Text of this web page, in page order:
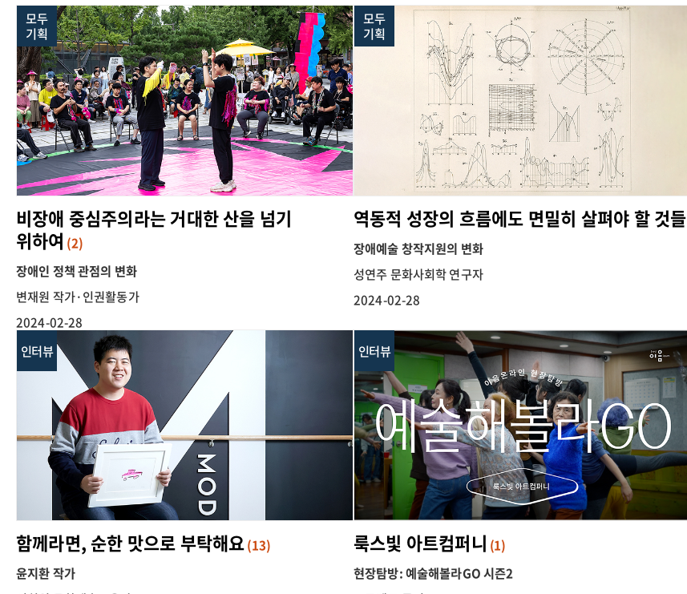
모두
기획
비장애 중심주의라는 거대한 산을 넘기
위하여 (2)
장애인 정책 관점의 변화
변재원 작가·인권활동가
2024-02-28
모두
기획
역동적 성장의 흐름에도 면밀히 살펴야 할 것들
장애예술 창작지원의 변화
성연주 문화사회학 연구자
2024-02-28
인터뷰
함께라면, 순한 맛으로 부탁해요(13)
윤지환 작가
인터뷰
룩스빛 아트컴퍼니 (1)
현장탐방: 예술해볼라GO 시즌2